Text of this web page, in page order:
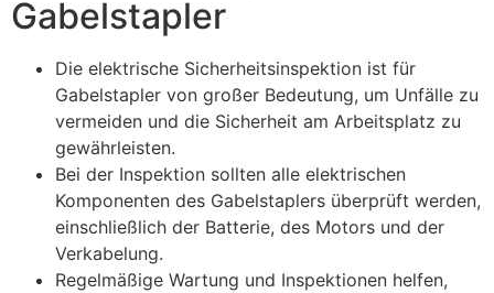
Gabelstapler
Die elektrische Sicherheitsinspektion ist für
Gabelstapler von großer Bedeutung, um Unfälle zu
vermeiden und die Sicherheit am Arbeitsplatz zu
gewährleisten.
Bei der Inspektion sollten alle elektrischen
Komponenten des Gabelstaplers überprüft werden,
einschließlich der Batterie, des Motors und der
Verkabelung.
Regelmäßige Wartung und Inspektionen helfen,